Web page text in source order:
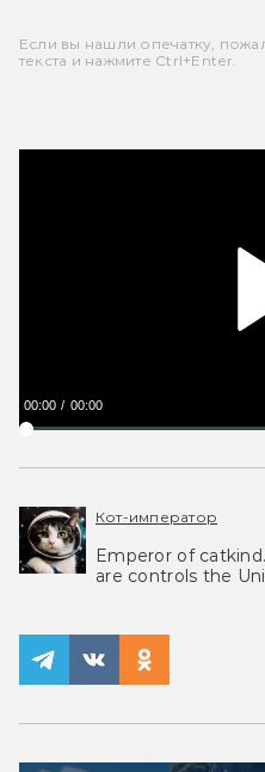
Если вы нашли опечатку,
текста и нажмите Ctrl+Enter.
00:00 00:00
Кот-император
Emperor of
are controls the